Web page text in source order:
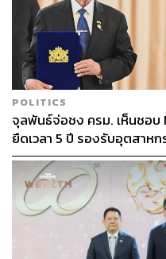
POLITICS
จุลพันธ์จ่อชง ครม. เห็นชอบ
ยืดเวลา 5 ปี รองรับอุตสาห
เข้าสู่ระบบประกันสังคม